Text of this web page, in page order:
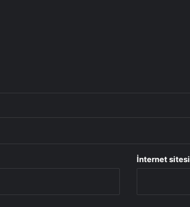
İnternet sitesi